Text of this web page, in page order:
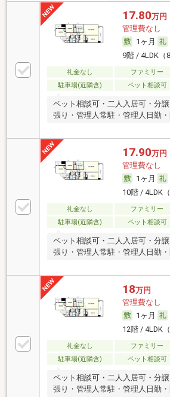
17.80万円
管理費なし
1ヶ月
9階 / 4LDK（
礼金なし ファミリー
駐車場(近隣含)
ペット相談可
ペット相談可・二人入居可・分
張り・管理人常駐・管理人日勤
17.90万円
管理費なし
1ヶ月
10階 / 4LDK
礼金なし ファミリー
駐車場(近隣含)
ペット相談可
ペット相談可・二人入居可・分
張り・管理人常駐・管理人日勤
18万円
管理費なし
1ヶ月
12階 / 4LDK
礼金なし ファミリー
駐車場(近隣含)
ペット相談可
ペット相談可・二人入居可・分
張り・管理人常駐・管理人日勤